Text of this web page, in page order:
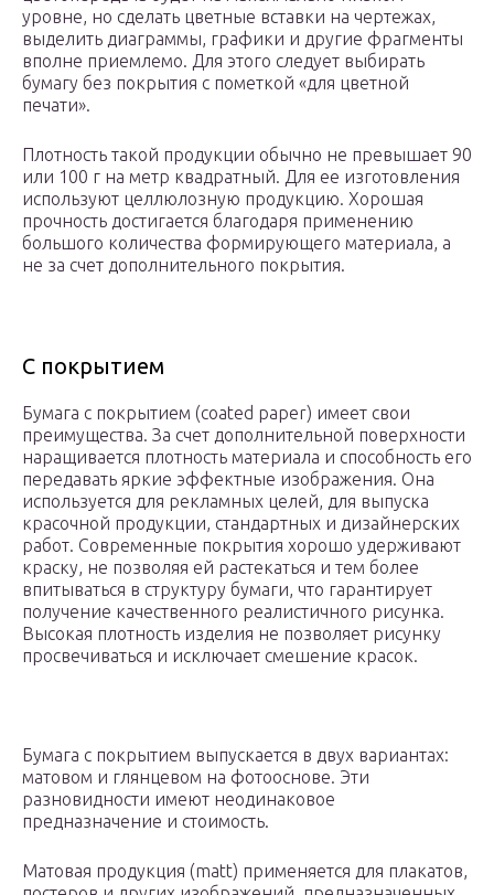
уровне, но сделать цветные вставки на чертежах,
выделить диаграммы, графики и другие фрагменты
вполне приемлемо. Для этого следует выбирать
бумагу без покрытия с пометкой «для цветной
печати».
Плотность такой продукции обычно не превышает 90
или 100 г на метр квадратный. Для ее изготовления
используют целлюлозную продукцию. Хорошая
прочность достигается благодаря применению
большого количества формирующего материала, а
не за счет дополнительного покрытия.
С покрытием
Бумага с покрытием (coated paper) имеет свои
преимущества. За счет дополнительной поверхности
наращивается плотность материала и способность его
передавать яркие эффектные изображения. Она
используется для рекламных целей, для выпуска
красочной продукции, стандартных и дизайнерских
работ. Современные покрытия хорошо удерживают
краску, не позволяя ей растекаться и тем более
впитываться в структуру бумаги, что гарантирует
получение качественного реалистичного рисунка.
Высокая плотность изделия не позволяет рисунку
просвечиваться и исключает смешение красок.
Бумага с покрытием выпускается в двух вариантах:
матовом и глянцевом на фотооснове. Эти
разновидности имеют неодинаковое
предназначение и стоимость.
Матовая продукция (matt) применяется для плакатов,